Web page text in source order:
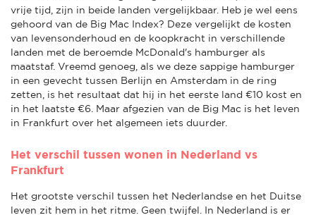
vrije tijd, zijn in beide landen vergelijkbaar. Heb je wel eens
gehoord van de Big Mac Index? Deze vergelijkt de kosten
van levensonderhoud en de koopkracht in verschillende
landen met de beroemde McDonald's hamburger als
maatstaf. Vreemd genoeg, als we deze sappige hamburger
in een gevecht tussen Berlijn en Amsterdam in de ring
zetten, is het resultaat dat hij in het eerste land €10 kost en
in het laatste €6. Maar afgezien van de Big Mac is het leven
in Frankfurt over het algemeen iets duurder.
Het verschil tussen wonen in Nederland vs
Frankfurt
Het grootste verschil tussen het Nederlandse en het Duitse
leven zit hem in het ritme. Geen twijfel. In Nederland is er